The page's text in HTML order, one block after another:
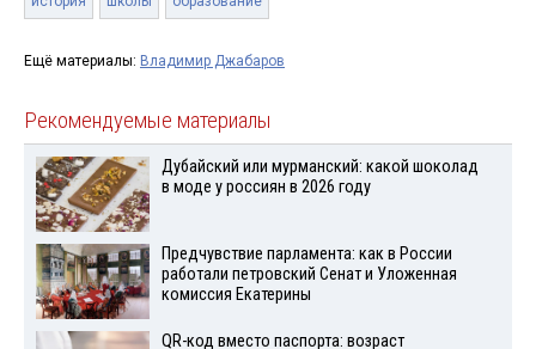
Ещё материалы: Владимир Джабаров
Рекомендуемые материалы
Дубайский или мурманский: какой шоколад
в моде у россиян в 2026 году
Предчувствие парламента: как в России
работали петровский Сенат и Уложенная
комиссия Екатерины
QR-код вместо паспорта: возраст